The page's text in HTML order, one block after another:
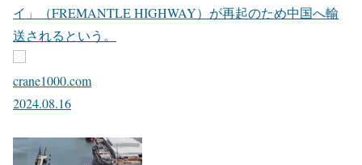
イ」（FREMANTLE HIGHWAY）が再起のため中国へ輸
送されるという。
crane1000.com
2024.08.16